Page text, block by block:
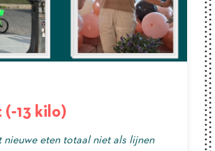
(-13 kilo)
nieuwe eten totaal niet als lijnen